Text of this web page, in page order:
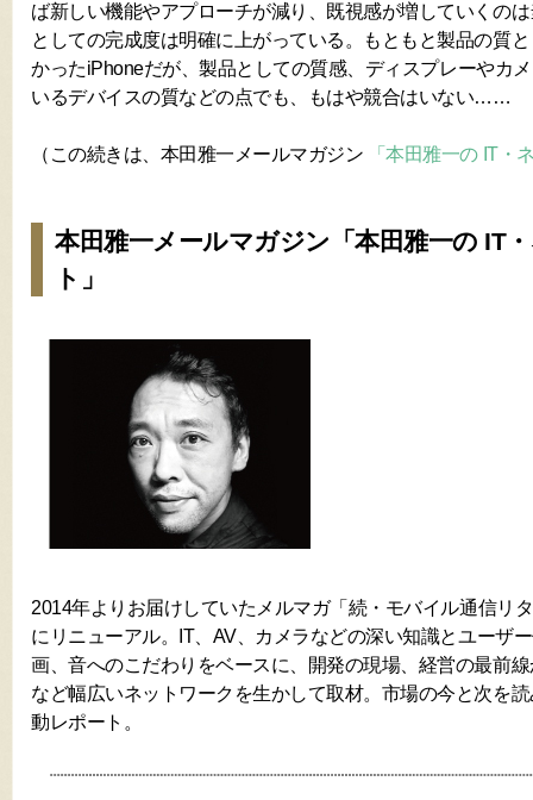
ば新しい機能やアプローチが減り、既視感が増していくの
としての完成度は明確に上がっている。もともと製品の質
かったiPhoneだが、製品としての質感、ディスプレーやカ
いるデバイスの質などの点でも、もはや競合はいない……
（この続きは、本田雅一メールマガジン 「本田雅一の IT・
本田雅一メールマガジン「本田雅一の IT
ト」
2014年よりお届けしていたメルマガ「続・モバイル通信リ
にリニューアル。IT、AV、カメラなどの深い知識とユーザ
画、音へのこだわりをベースに、開発の現場、経営の最前
など幅広いネットワークを生かして取材。市場の今と次を
動レポート。